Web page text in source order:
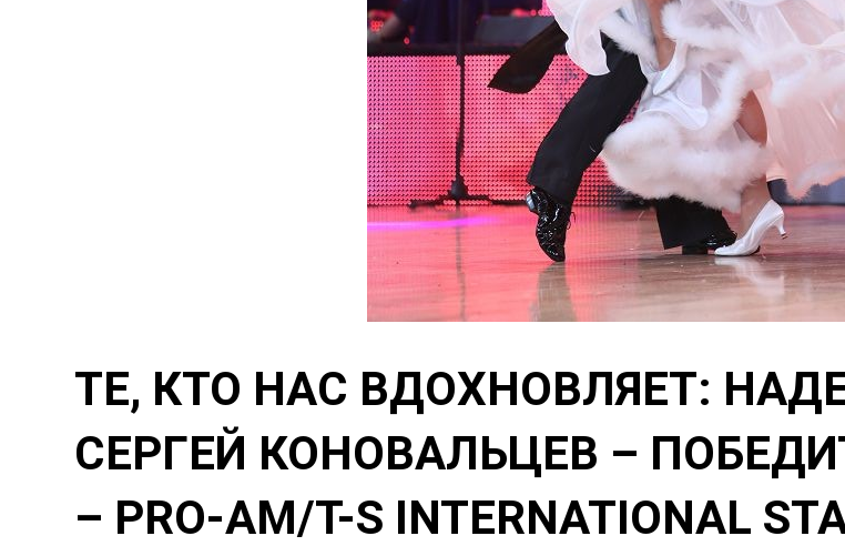
ТЕ, КТО НАС ВДОХНОВЛЯЕТ:
СЕРГЕЙ КОНОВАЛЬЦЕВ –
– PRO-AM/T-S INTERNATIONAL